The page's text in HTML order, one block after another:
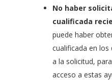
No haber
cualificada
puede haber
cualificada en los
a la solicitud,
acceso a estas